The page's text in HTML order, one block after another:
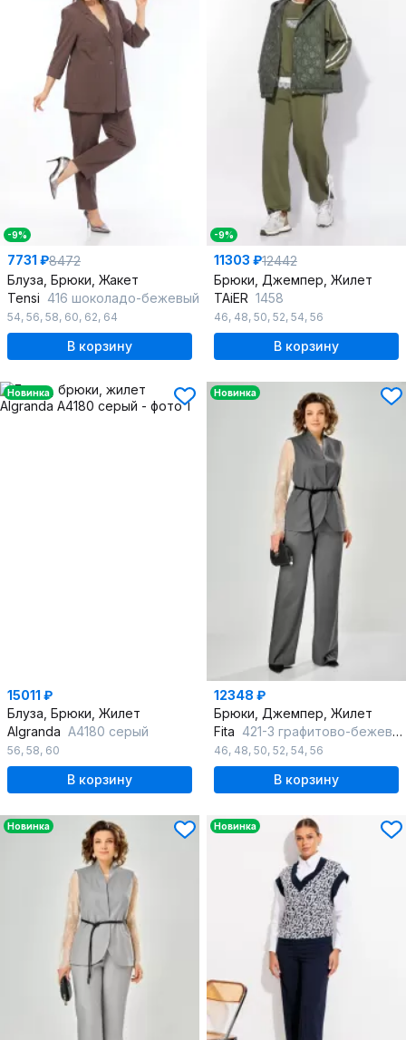
-9%
7731 ₽8472
Блуза, Брюки, Жакет
Tensi 416 шоколадо-бежевый
54, 56, 58, 60, 62, 64
В корзину
-9%
11303 ₽12442
Брюки, Джемпер, Жилет
TAiER 1458
46, 48, 50, 52, 54, 56
В корзину
Новинка
15011 ₽
Блуза, Брюки, Жилет
Algranda А4180 серый
56, 58, 60
В корзину
Новинка
12348 ₽
Брюки, Джемпер, Жилет
Fita 421-3 графитово-бежевый
46, 48, 50, 52, 54, 56
В корзину
Новинка Новинка